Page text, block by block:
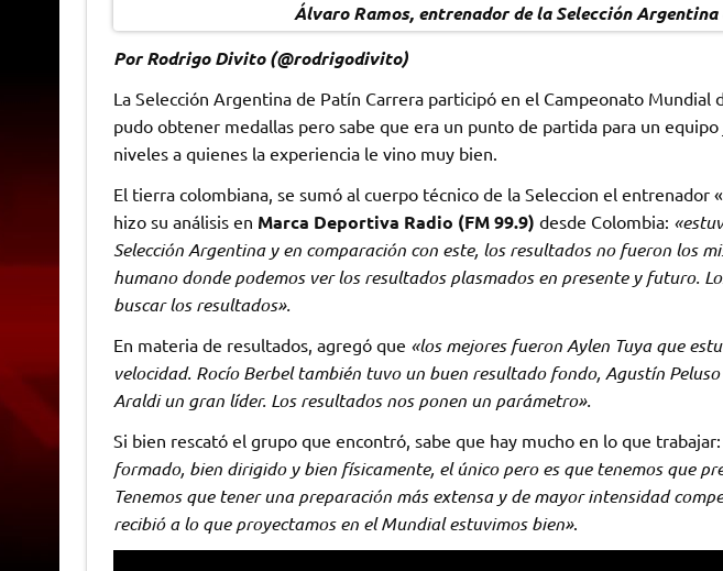
Álvaro Ramos, entrenador de la Selección Argentina
Por Rodrigo Divito (@rodrigodivito)
La Selección Argentina de Patín Carrera participó en el Campeonato Mundial
pudo obtener medallas pero sabe que era un punto de partida para un
niveles a quienes la experiencia le vino muy bien.
El tierra colombiana, se sumó al cuerpo técnico de la Seleccion el entrenador
hizo su análisis en Marca Deportiva Radio (FM 99.9) desde Colombia:
Selección Argentina y en comparación con este, los resultados no fueron los
humano donde podemos ver los resultados plasmados en presente y futuro.
buscar los resultados».
En materia de resultados, agregó que «los mejores fueron Aylen Tuya que
velocidad. Rocío Berbel también tuvo un buen resultado fondo, Agustín
Araldi un gran líder. Los resultados nos ponen un parámetro».
Si bien rescató el grupo que encontró, sabe que hay mucho en lo que trabajar:
formado, bien dirigido y bien físicamente, el único pero es que tenemos que
Tenemos que tener una preparación más extensa y de mayor intensidad
recibió a lo que proyectamos en el Mundial estuvimos bien».